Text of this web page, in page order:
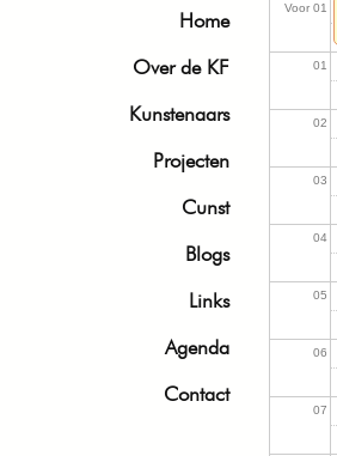
Home
Over de KF
Kunstenaars
Projecten
Cunst
Blogs
Links
Agenda
Contact
Voor 01
01
02
03
04
05
06
07